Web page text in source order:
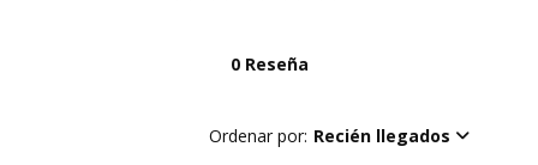
0 Reseña
Ordenar por: Recién llegados